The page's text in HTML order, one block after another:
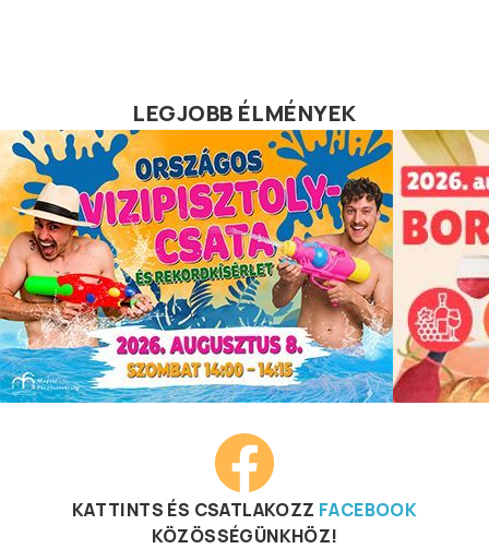
LEGJOBB ÉLMÉNYEK
KATTINTS ÉS CSATLAKOZZ FACEBOOK
KÖZÖSSÉGÜNKHÖZ!